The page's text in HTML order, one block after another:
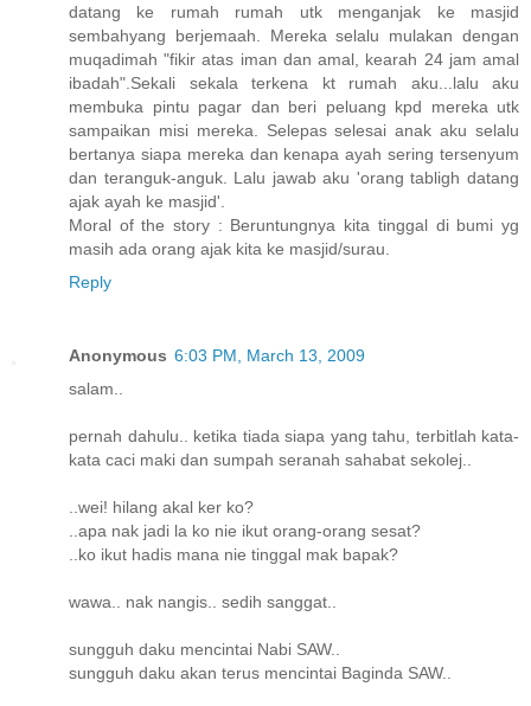
datang ke rumah rumah utk menganjak ke masjid
sembahyang berjemaah. Mereka selalu mulakan dengan
muqadimah "fikir atas iman dan amal, kearah 24 jam amal
ibadah".Sekali sekala terkena kt rumah aku...lalu aku
membuka pintu pagar dan beri peluang kpd mereka utk
sampaikan misi mereka. Selepas selesai anak aku selalu
bertanya siapa mereka dan kenapa ayah sering tersenyum
dan teranguk-anguk. Lalu jawab aku 'orang tabligh datang
ajak ayah ke masjid'.
Moral of the story : Beruntungnya kita tinggal di bumi yg
masih ada orang ajak kita ke masjid/surau.
Reply
Anonymous 6:03 PM, March 13, 2009
salam..
pernah dahulu.. ketika tiada siapa yang tahu, terbitlah kata-
kata caci maki dan sumpah seranah sahabat sekolej..
..wei! hilang akal ker ko?
..apa nak jadi la ko nie ikut orang-orang sesat?
..ko ikut hadis mana nie tinggal mak bapak?
wawa.. nak nangis.. sedih sanggat..
sungguh daku mencintai Nabi SAW..
sungguh daku akan terus mencintai Baginda SAW..